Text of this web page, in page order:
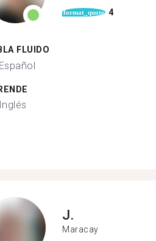
format_quote 4
FLUIDO
Español
Inglés
J.
Maracay